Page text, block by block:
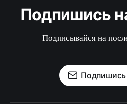
Подпишись
Подписывайся на
Подпишись